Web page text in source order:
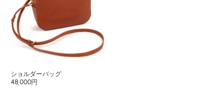
ショルダーバッグ
48,000円